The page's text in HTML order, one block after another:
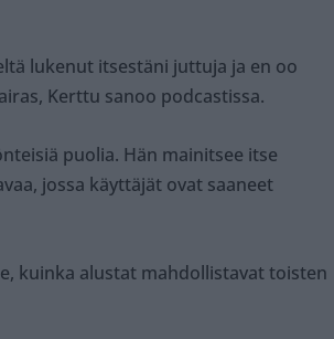
lukenut itsestäni juttuja ja en oo
Kerttu sanoo podcastissa.
puolia. Hän mainitsee itse
jossa käyttäjät ovat saaneet
kuinka alustat mahdollistavat toisten